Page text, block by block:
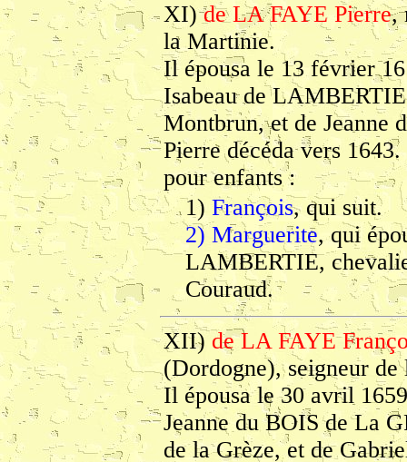
XI)de LA FAYE Pierre,
la Martinie.
Il épousa le 13 février
Isabeau de
Montbrun, et de
Pierre décéda vers 1643.
pour enfants :
1) François, qui suit.
2) Marguerite, qui
LAMBERTIE,
Couraud.
XII) de LA FAYE
(Dordogne), seigneur
Il épousa le 30 avril
Jeanne du BOIS de La
de la Grèze, et de